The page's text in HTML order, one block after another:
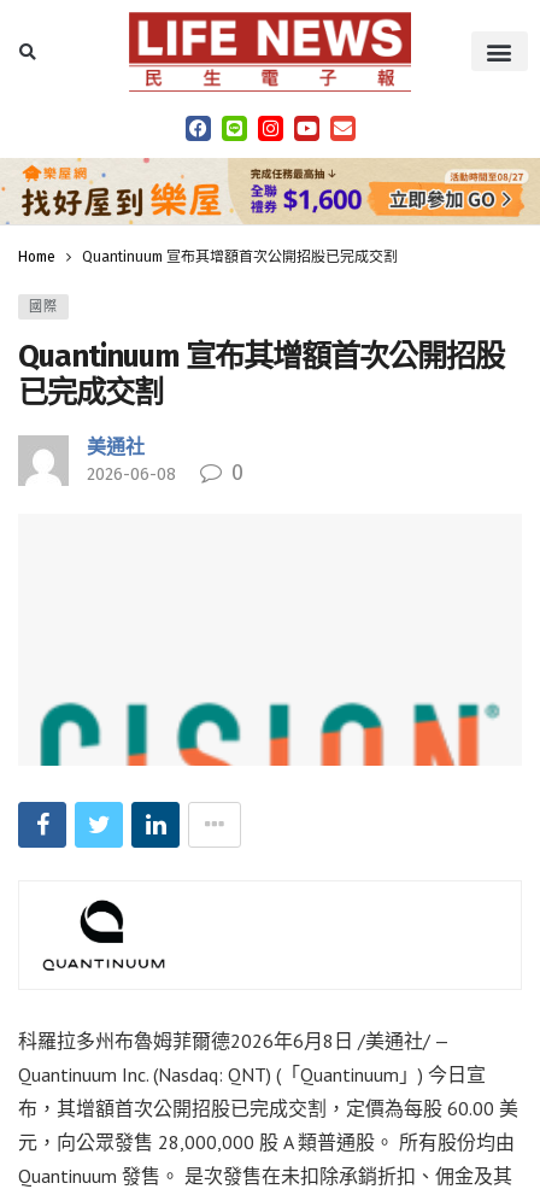
Home Quantinuum 宣布其增額首次公開招股已完成交割
國際
Quantinuum 宣布其增額首次公開招股
已完成交割
美通社
2026-06-08 0
科羅拉多州布魯姆菲爾德2026年6月8日 /美通社/ —
Quantinuum Inc. (Nasdaq: QNT) (「Quantinuum」) 今日宣
布，其增額首次公開招股已完成交割，定價為每股 60.00 美
元，向公眾發售 28,000,000 股 A 類普通股。 所有股份均由
Quantinuum 發售。 是次發售在未扣除承銷折扣、佣金及其